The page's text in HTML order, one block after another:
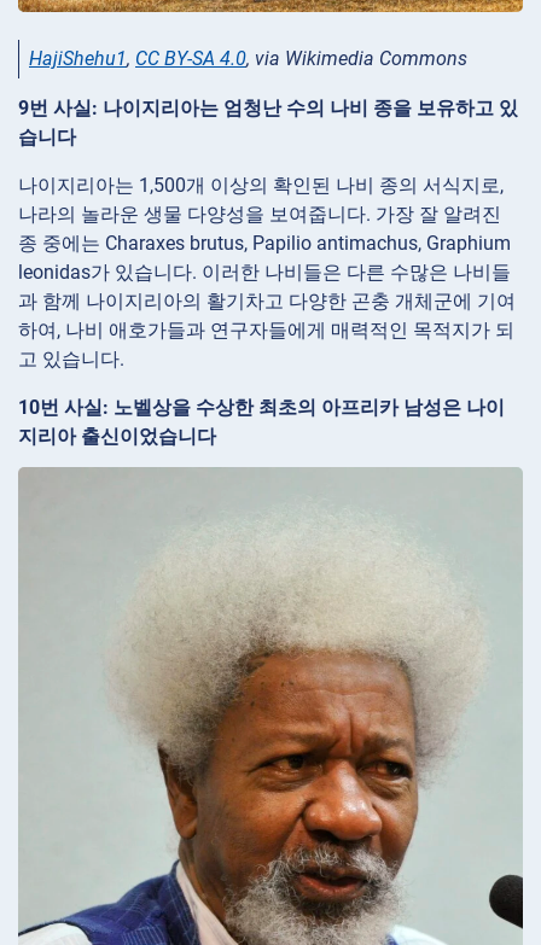
HajiShehu1, CC BY-SA 4.0, via Wikimedia Commons
9번 사실: 나이지리아는 엄청난 수의 나비 종을 보유하고 있
습니다
나이지리아는 1,500개 이상의 확인된 나비 종의 서식지로,
나라의 놀라운 생물 다양성을 보여줍니다. 가장 잘 알려진
종 중에는 Charaxes brutus, Papilio antimachus, Graphium
leonidas가 있습니다. 이러한 나비들은 다른 수많은 나비들
과 함께 나이지리아의 활기차고 다양한 곤충 개체군에 기여
하여, 나비 애호가들과 연구자들에게 매력적인 목적지가 되
고 있습니다.
10번 사실: 노벨상을 수상한 최초의 아프리카 남성은 나이
지리아 출신이었습니다